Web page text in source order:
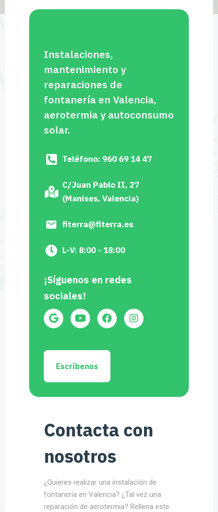
Instalaciones,
mantenimiento y
reparaciones de
fontanería en Valencia,
aerotermia y autoconsumo
solar.
Teléfono: 960 69 14 47
C/Juan Pablo II, 27
(Manises, Valencia)
fiterra@fiterra.es
L-V: 8:00 - 18:00
¡Síguenos en redes
sociales!
Escríbenos
Contacta con
nosotros
¿Quieres realizar una instalación de
fontanería en Valencia? ¿Tal vez una
reparación de aerotermia? Rellena este